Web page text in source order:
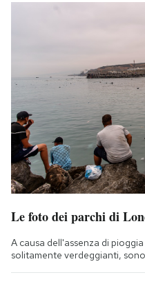
Le foto dei parchi di
A causa dell'assenza di
solitamente verdeggianti,